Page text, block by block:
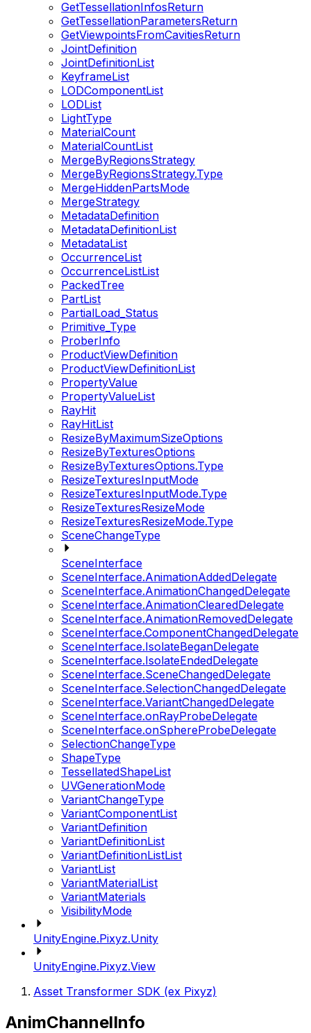
GetTessellationInfosReturn
GetTessellationParametersReturn
GetViewpointsFromCavitiesReturn
JointDefinition
JointDefinitionList
KeyframeList
LODComponentList
LODList
LightType
MaterialCount
MaterialCountList
MergeByRegionsStrategy
MergeByRegionsStrategy.Type
MergeHiddenPartsMode
MergeStrategy
MetadataDefinition
MetadataDefinitionList
MetadataList
OccurrenceList
OccurrenceListList
PackedTree
PartList
PartialLoad_Status
Primitive_Type
ProberInfo
ProductViewDefinition
ProductViewDefinitionList
PropertyValue
PropertyValueList
RayHit
RayHitList
ResizeByMaximumSizeOptions
ResizeByTexturesOptions
ResizeByTexturesOptions.Type
ResizeTexturesInputMode
ResizeTexturesInputMode.Type
ResizeTexturesResizeMode
ResizeTexturesResizeMode.Type
SceneChangeType
SceneInterface
SceneInterface.AnimationAddedDelegate
SceneInterface.AnimationChangedDelegate
SceneInterface.AnimationClearedDelegate
SceneInterface.AnimationRemovedDelegate
SceneInterface.ComponentChangedDelegate
SceneInterface.IsolateBeganDelegate
SceneInterface.IsolateEndedDelegate
SceneInterface.SceneChangedDelegate
SceneInterface.SelectionChangedDelegate
SceneInterface.VariantChangedDelegate
SceneInterface.onRayProbeDelegate
SceneInterface.onSphereProbeDelegate
SelectionChangeType
ShapeType
TessellatedShapeList
UVGenerationMode
VariantChangeType
VariantComponentList
VariantDefinition
VariantDefinitionList
VariantDefinitionListList
VariantList
VariantMaterialList
VariantMaterials
VisibilityMode
UnityEngine.Pixyz.Unity
UnityEngine.Pixyz.View
Asset Transformer SDK (ex Pixyz)
AnimChannelInfo